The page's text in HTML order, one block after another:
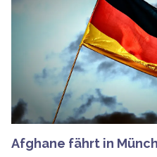
Afghane fährt in